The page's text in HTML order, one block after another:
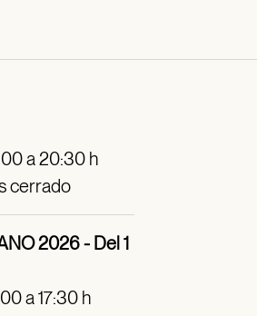
a 20:30 h
cerrado
2026 - Del 1
a 17:30 h